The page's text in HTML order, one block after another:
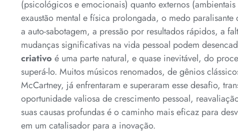
(psicológicos e emocionais) quanto externos
exaustão mental e física prolongada, o medo
a auto-sabotagem, a pressão por resultados rápidos, a
mudanças significativas na vida pessoal podem
criativo é uma parte natural, e quase inevitável, do
superá-lo. Muitos músicos renomados, de gênios
McCartney, já enfrentaram e superaram esse desafio,
oportunidade valiosa de crescimento pessoal,
suas causas profundas é o caminho mais eficaz para
em um catalisador para a inovação.